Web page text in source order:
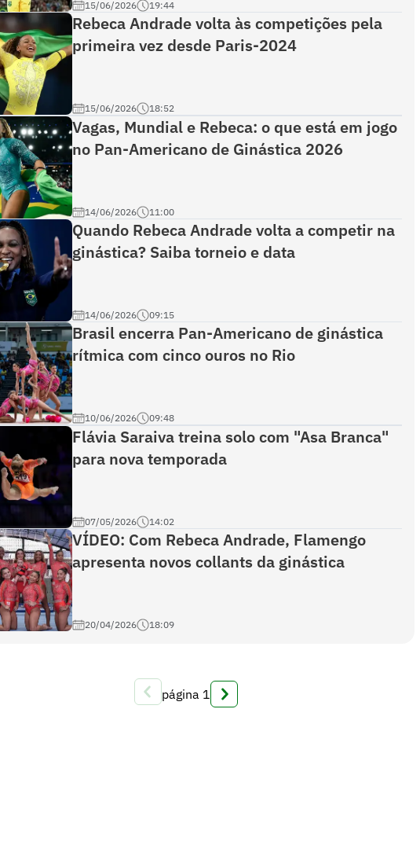
15/06/2026 19:44
Rebeca Andrade volta às competições pela
primeira vez desde Paris-2024
15/06/2026 18:52
Vagas, Mundial e Rebeca: o que está em jogo
no Pan-Americano de Ginástica 2026
14/06/2026 11:00
Quando Rebeca Andrade volta a competir na
ginástica? Saiba torneio e data
14/06/2026 09:15
Brasil encerra Pan-Americano de ginástica
rítmica com cinco ouros no Rio
10/06/2026 09:48
Flávia Saraiva treina solo com "Asa Branca"
para nova temporada
07/05/2026 14:02
VÍDEO: Com Rebeca Andrade, Flamengo
apresenta novos collants da ginástica
20/04/2026 18:09
página 1